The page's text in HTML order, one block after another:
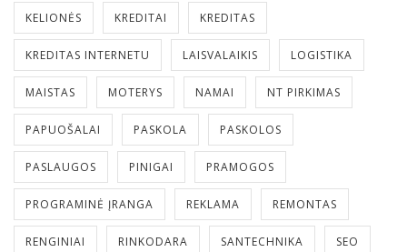
KELIONĖS KREDITAI KREDITAS
KREDITAS INTERNETU LAISVALAIKIS LOGISTIKA
MAISTAS MOTERYS NAMAI NT PIRKIMAS
PAPUOŠALAI PASKOLA PASKOLOS
PASLAUGOS PINIGAI PRAMOGOS
PROGRAMINĖ ĮRANGA REKLAMA REMONTAS
RENGINIAI RINKODARA SANTECHNIKA SEO